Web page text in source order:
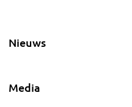
Nieuws
Media